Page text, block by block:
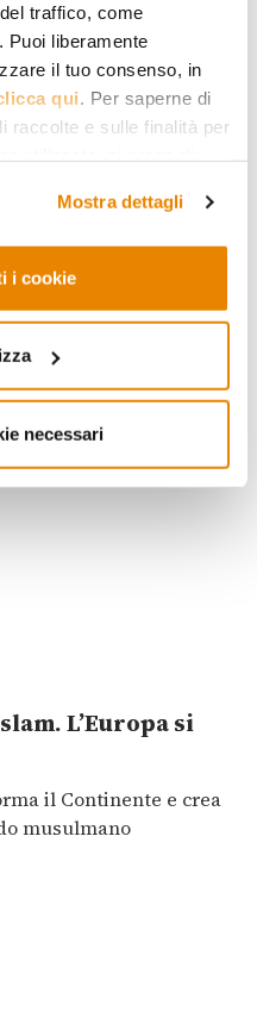
traffico, come
Puoi liberamente
il tuo consenso, in
qui. Per saperne di
raccolte e sulle finalità per
Mostra dettagli
i cookie
necessari
unico, ma
L’Europa si
il Continente e crea
musulmano